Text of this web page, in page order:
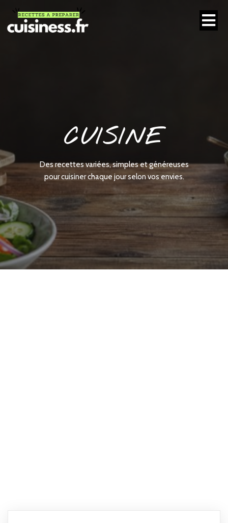
CUISINE
Des recettes variées, simples et généreuses
pour cuisiner chaque jour selon vos envies.